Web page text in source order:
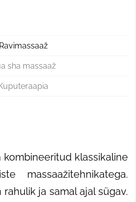
Ravimassaaž
sha massaaž
kombineeritud klassikaline
massaažitehnikatega.
ja samal ajal sügav.